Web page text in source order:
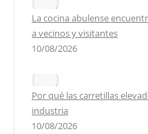
La cocina abulense
a vecinos y visitantes
10/08/2026
Por qué las carretillas
industria
10/08/2026